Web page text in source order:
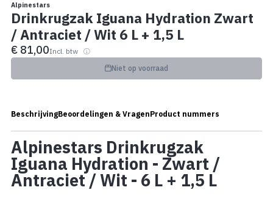
BeschrijvingBeoordelingen & VragenProduct nummers
Alpinestars Drinkrugzak
Iguana Hydration - Zwart /
Antraciet / Wit - 6 L + 1,5 L
Alpinestars
Drinkrugzak Iguana Hydration Zwart
/ Antraciet / Wit 6 L + 1,5 L
€ 81,00Incl. btw
Niet op voorraad